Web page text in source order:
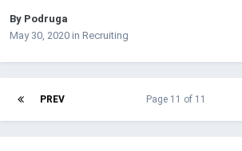
By Podruga
May 30, 2020 in Recruiting
PREV Page 11 of 11